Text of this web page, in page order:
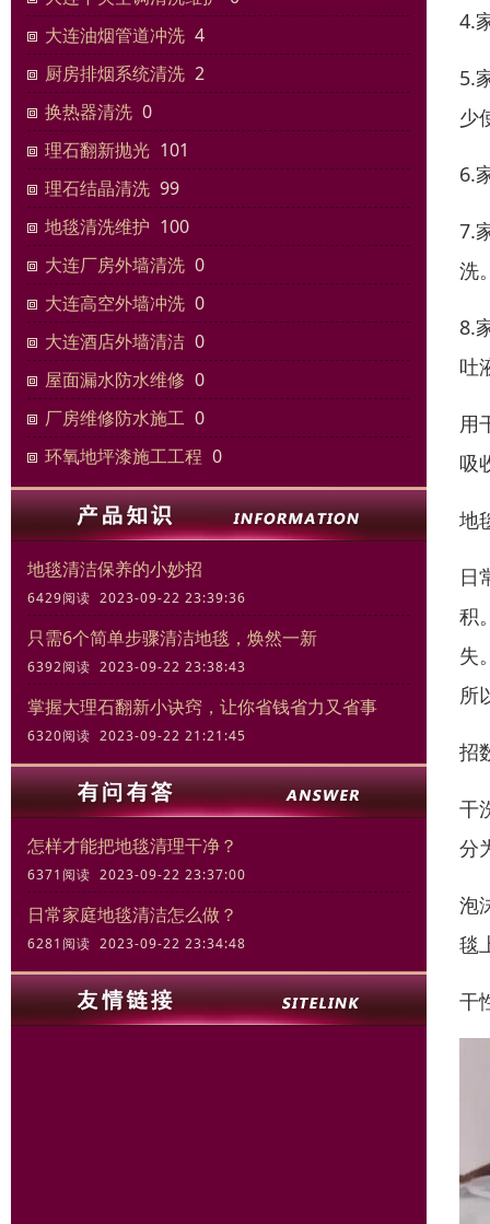
大连油烟管道冲洗 4
厨房排烟系统清洗 2
换热器清洗 0
理石翻新抛光 101
理石结晶清洗 99
地毯清洗维护 100
大连厂房外墙清洗 0
大连高空外墙冲洗 0
大连酒店外墙清洁 0
屋面漏水防水维修 0
厂房维修防水施工 0
环氧地坪漆施工工程 0
地毯清洁保养的小妙招
6429阅读 2023-09-22 23:39:36
只需6个简单步骤清洁地毯，焕然一新
6392阅读 2023-09-22 23:38:43
掌握大理石翻新小诀窍，让你省钱省力又省事
6320阅读 2023-09-22 21:21:45
怎样才能把地毯清理干净？
6371阅读 2023-09-22 23:37:00
日常家庭地毯清洁怎么做？
6281阅读 2023-09-22 23:34:48
4.
5.
少
6.
7.
洗
8.
吐
用
吸
地
日
积
失
所
招
干
分
泡
毯
干